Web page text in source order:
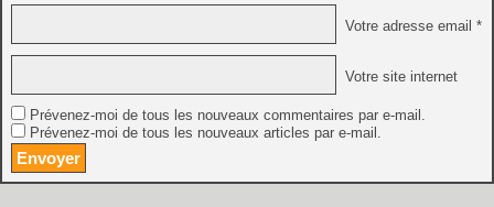
Votre adresse email *
Votre site internet
Prévenez-moi de tous les nouveaux commentaires par e-mail.
Prévenez-moi de tous les nouveaux articles par e-mail.